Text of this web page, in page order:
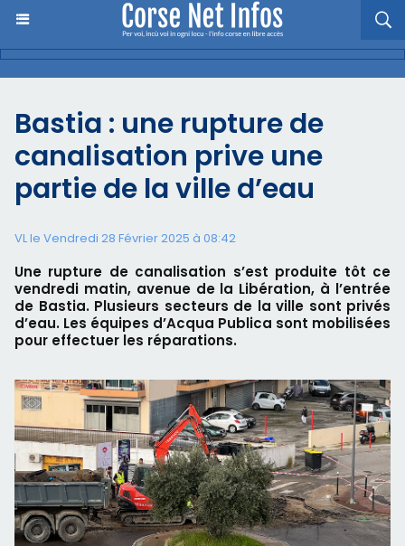
Bastia : une rupture de
canalisation prive une
partie de la ville d’eau
VL le Vendredi 28 Février 2025 à 08:42
Une rupture de canalisation s’est produite tôt ce
vendredi matin, avenue de la Libération, à l’entrée
de Bastia. Plusieurs secteurs de la ville sont privés
d’eau. Les équipes d’Acqua Publica sont mobilisées
pour effectuer les réparations.